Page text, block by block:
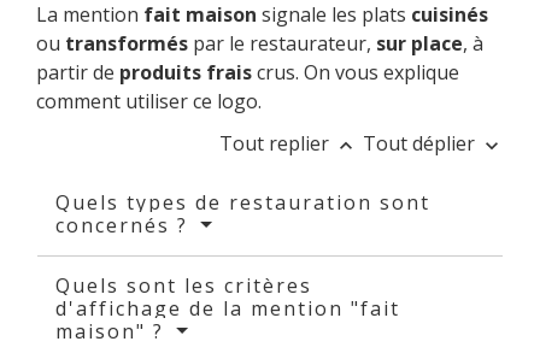
La mention fait maison signale les plats cuisinés
ou transformés par le restaurateur, sur place, à
partir de produits fraiscrus. On vous explique
comment utiliser ce logo.
Tout replier keyboard_arrow_up Tout déplier keyboard_arrow_down
Quels types de restauration sont
concernés ?
Quels sont les critères
d'affichage de la mention "fait
maison" ?